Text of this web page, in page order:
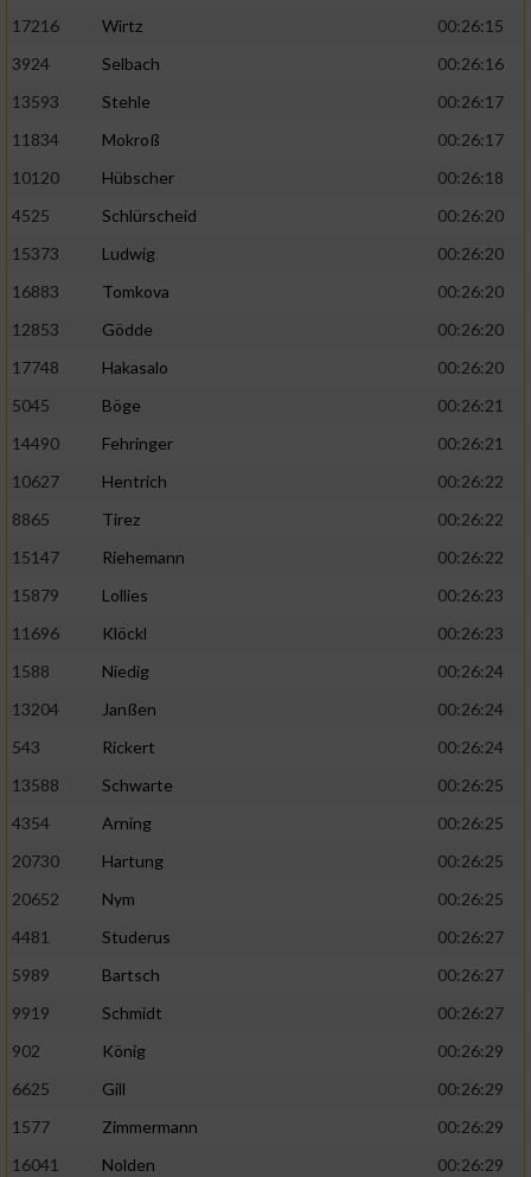
17216
Wirtz
00:26:15
3924
Selbach
00:26:16
13593
Stehle
00:26:17
11834
Mokroß
00:26:17
10120
Hübscher
00:26:18
4525
Schlürscheid
00:26:20
15373
Ludwig
00:26:20
16883
Tomkova
00:26:20
12853
Gödde
00:26:20
17748
Hakasalo
00:26:20
5045
Böge
00:26:21
14490
Fehringer
00:26:21
10627
Hentrich
00:26:22
8865
Tirez
00:26:22
15147
Riehemann
00:26:22
15879
Lollies
00:26:23
11696
Klöckl
00:26:23
1588
Niedig
00:26:24
13204
Janßen
00:26:24
543
Rickert
00:26:24
13588
Schwarte
00:26:25
4354
Arning
00:26:25
20730
Hartung
00:26:25
20652
Nym
00:26:25
4481
Studerus
00:26:27
5989
Bartsch
00:26:27
9919
Schmidt
00:26:27
902
König
00:26:29
6625
Gill
00:26:29
1577
Zimmermann
00:26:29
16041
Nolden
00:26:29